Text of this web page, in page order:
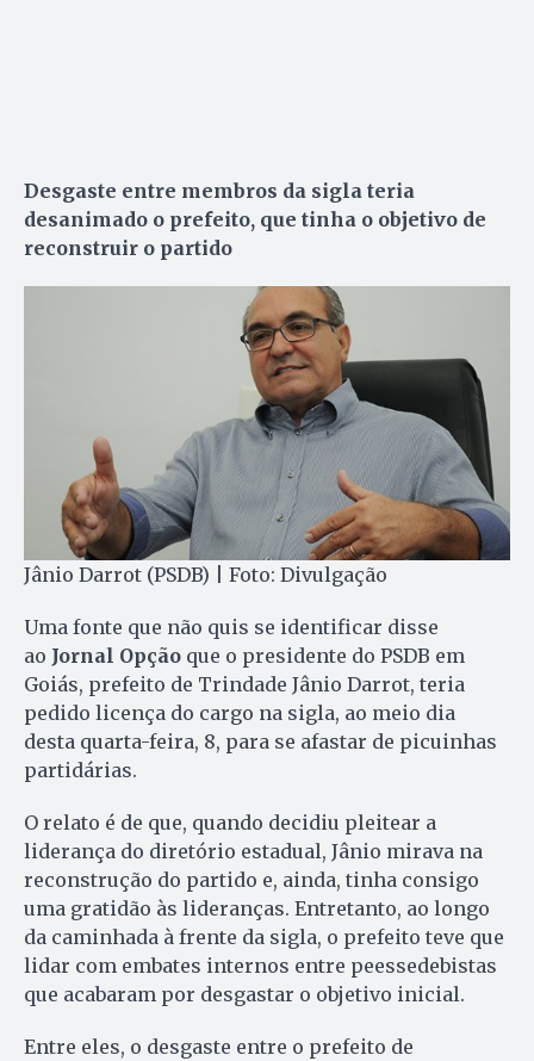
Desgaste entre membros da sigla teria
desanimado o prefeito, que tinha o objetivo de
reconstruir o partido
Jânio Darrot (PSDB) | Foto: Divulgação
Uma fonte que não quis se identificar disse
ao Jornal Opção que o presidente do PSDB em
Goiás, prefeito de Trindade Jânio Darrot, teria
pedido licença do cargo na sigla, ao meio dia
desta quarta-feira, 8, para se afastar de picuinhas
partidárias.
O relato é de que, quando decidiu pleitear a
liderança do diretório estadual, Jânio mirava na
reconstrução do partido e, ainda, tinha consigo
uma gratidão às lideranças. Entretanto, ao longo
da caminhada à frente da sigla, o prefeito teve que
lidar com embates internos entre peessedebistas
que acabaram por desgastar o objetivo inicial.
Entre eles, o desgaste entre o prefeito de